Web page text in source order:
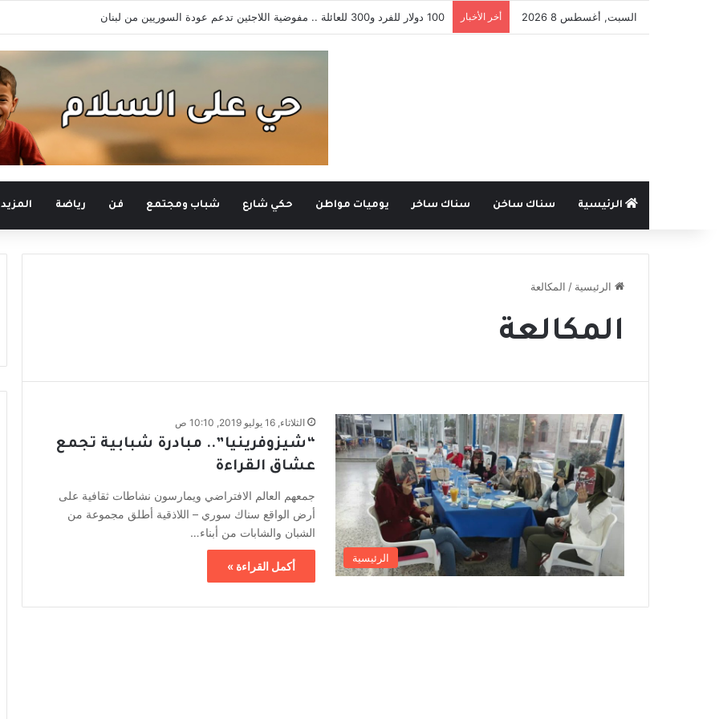
السبت, أغسطس 8 2026 أخر الأخبار 100 دولار للفرد و300 للعائلة .. مفوضية اللاجئين تدعم عودة السوريين من لبنان
الرئيسية سناك ساخن سناك ساخر يوميات مواطن حكي شارع شباب ومجتمع فن رياضة المزيد
الرئيسية / المكالعة
المكالعة
الرئيسية
الثلاثاء, 16 يوليو 2019, 10:10 ص
“شيزوفرينيا”.. مبادرة شبابية تجمع
عشاق القراءة
جمعهم العالم الافتراضي ويمارسون نشاطات ثقافية على
أرض الواقع سناك سوري – اللاذقية أطلق مجموعة من
الشبان والشابات من أبناء…
أكمل القراءة »